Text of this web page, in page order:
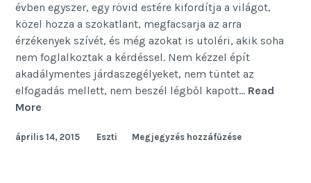
évben egyszer, egy rövid estére kifordítja a világot,
közel hozza a szokatlant, megfacsarja az arra
érzékenyek szívét, és még azokat is utoléri, akik soha
nem foglalkoztak a kérdéssel. Nem kézzel épít
akadálymentes járdaszegélyeket, nem tüntet az
elfogadás mellett, nem beszél légből kapott… Read
More
másképp
április 14, 2015 Eszti Megjegyzés hozzáfűzése